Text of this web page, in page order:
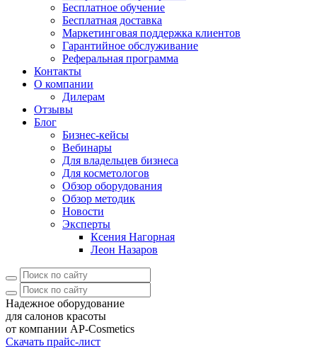
Бесплатное обучение
Бесплатная доставка
Маркетинговая поддержка клиентов
Гарантийное обслуживание
Реферальная программа
Контакты
О компании
Дилерам
Отзывы
Блог
Бизнес-кейсы
Вебинары
Для владельцев бизнеса
Для косметологов
Обзор оборудования
Обзор методик
Новости
Эксперты
Ксения Нагорная
Леон Назаров
Надежное оборудование
для салонов красоты
от компании AP-Cosmetics
Скачать прайс-лист